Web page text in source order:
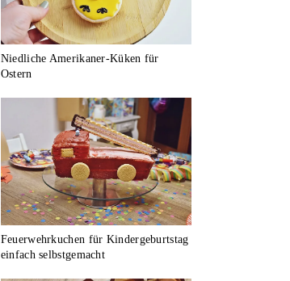
Niedliche Amerikaner-Küken für
Ostern
Feuerwehrkuchen für Kindergeburtstag
einfach selbstgemacht